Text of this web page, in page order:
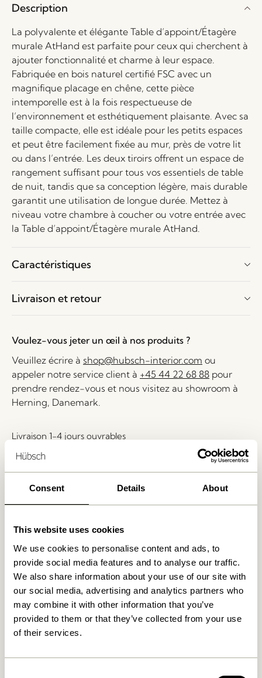
Consent Details About
This website uses cookies
We use cookies to personalise content and ads, to
provide social media features and to analyse our traffic.
We also share information about your use of our site with
our social media, advertising and analytics partners who
may combine it with other information that you’ve
provided to them or that they’ve collected from your use
of their services.
Description
La polyvalente et élégante Table d’appoint/Étagère
murale AtHand est parfaite pour ceux qui cherchent à
ajouter fonctionnalité et charme à leur espace.
Fabriquée en bois naturel certifié FSC avec un
magnifique placage en chêne, cette pièce
intemporelle est à la fois respectueuse de
l’environnement et esthétiquement plaisante. Avec sa
taille compacte, elle est idéale pour les petits espaces
et peut être facilement fixée au mur, près de votre lit
ou dans l’entrée. Les deux tiroirs offrent un espace de
rangement suffisant pour tous vos essentiels de table
de nuit, tandis que sa conception légère, mais durable
garantit une utilisation de longue durée. Mettez à
niveau votre chambre à coucher ou votre entrée avec
la Table d’appoint/Étagère murale AtHand.
Caractéristiques
Livraison et retour
Voulez-vous jeter un œil à nos produits ?
Veuillez écrire à shop@hubsch-interior.com ou
appeler notre service client à +45 44 22 68 88 pour
prendre rendez-vous et nous visitez au showroom à
Herning, Danemark.
Livraison 1-4 jours ouvrables
Retour 30 jours
Produits similaires